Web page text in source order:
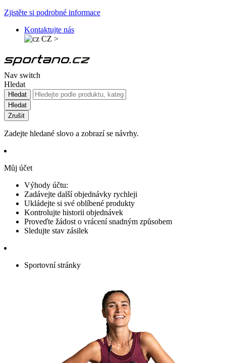
Zjistěte si podrobné informace
Kontaktujte nás
CZ >
Nav switch
Hledat
Hledat
Hledat
Zrušit
Zadejte hledané slovo a zobrazí se návrhy.
Můj účet
Výhody účtu:
Zadávejte další objednávky rychleji
Ukládejte si své oblíbené produkty
Kontrolujte historii objednávek
Proveďte žádost o vrácení snadným způsobem
Sledujte stav zásilek
Sportovní stránky